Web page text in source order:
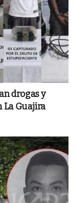
drogas y
La Guajira